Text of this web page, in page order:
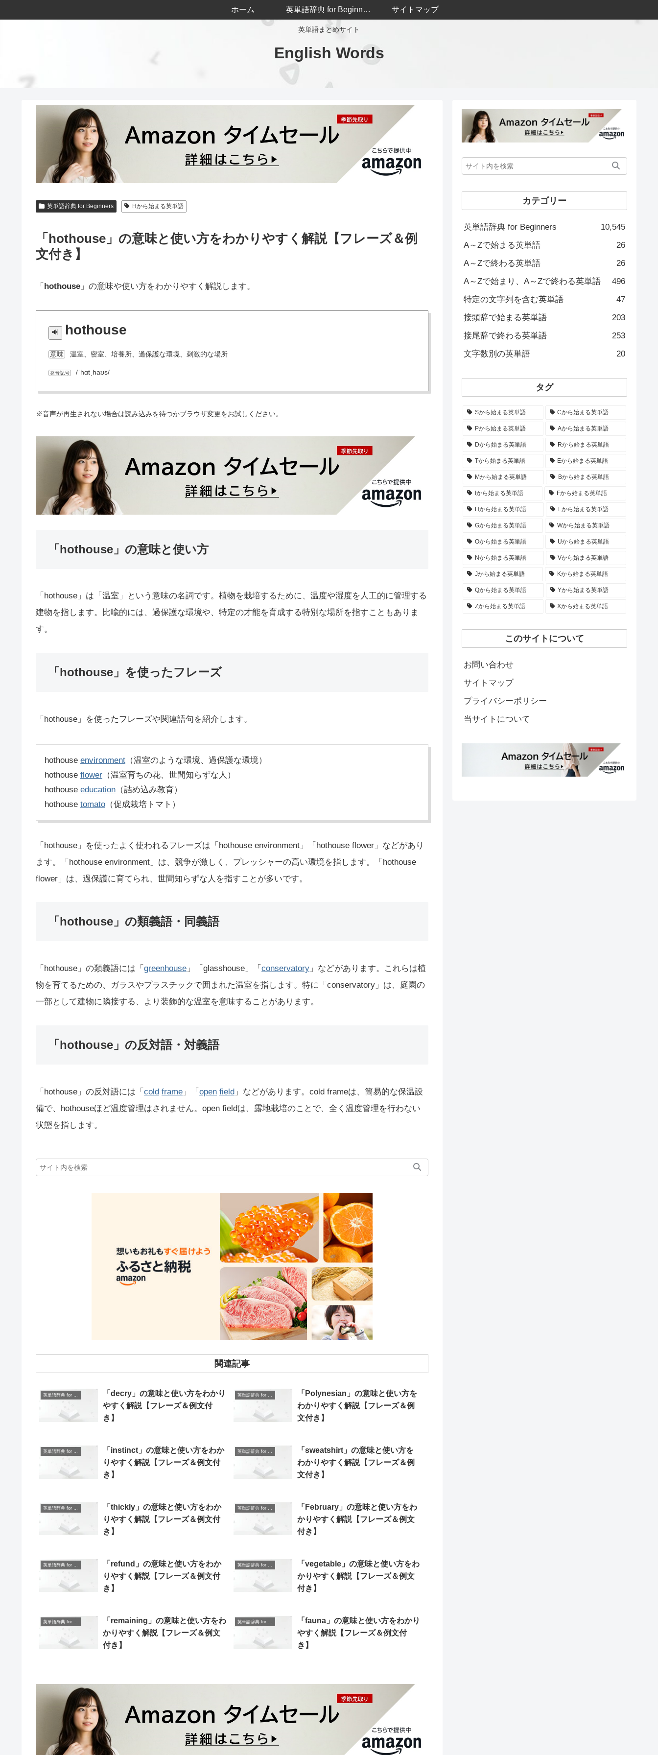
英単語まとめサイト
English Words
ホーム 英単語辞典 for Beginners サイトマップ
英単語辞典 for Beginners Hから始まる英単語
「hothouse」の意味と使い方をわかりやすく解説【フレーズ＆例
文付き】
「 hothouse 」の意味や使い方をわかりやすく解説します。
hothouse
意味 温室、密室、培養所、過保護な環境、刺激的な場所
発音記号 /ˈhɑtˌhaʊs/
※音声が再生されない場合は読み込みを待つかブラウザ変更をお試しください。
「hothouse」の意味と使い方
「hothouse」は「温室」という意味の名詞です。植物を栽培するために、温度や湿度を人工的に管理する
建物を指します。比喩的には、過保護な環境や、特定の才能を育成する特別な場所を指すこともありま
す。
「hothouse」を使ったフレーズ
「hothouse」を使ったフレーズや関連語句を紹介します。
hothouse environment （温室のような環境、過保護な環境）
hothouse flower （温室育ちの花、世間知らずな人）
hothouse education （詰め込み教育）
hothouse tomato （促成栽培トマト）
「hothouse」を使ったよく使われるフレーズは「hothouse environment」「hothouse flower」などがあり
ます。「hothouse environment」は、競争が激しく、プレッシャーの高い環境を指します。「hothouse
flower」は、過保護に育てられ、世間知らずな人を指すことが多いです。
「hothouse」の類義語・同義語
「hothouse」の類義語には「 greenhouse 」「glasshouse」「 conservatory 」などがあります。これらは植
物を育てるための、ガラスやプラスチックで囲まれた温室を指します。特に「conservatory」は、庭園の
一部として建物に隣接する、より装飾的な温室を意味することがあります。
「hothouse」の反対語・対義語
「hothouse」の反対語には「 cold frame 」「 open field 」などがあります。cold frameは、簡易的な保温設
備で、hothouseほど温度管理はされません。open fieldは、露地栽培のことで、全く温度管理を行わない
状態を指します。
関連記事
「decry」の意味と使い方をわかり
やすく解説【フレーズ＆例文付
き】
「Polynesian」の意味と使い方を
わかりやすく解説【フレーズ＆例
文付き】
英単語辞典 for Beginners
「instinct」の意味と使い方をわか
りやすく解説【フレーズ＆例文付
き】
英単語辞典 for Beginners
「sweatshirt」の意味と使い方を
わかりやすく解説【フレーズ＆例
文付き】
英単語辞典 for Beginners
「thickly」の意味と使い方をわか
りやすく解説【フレーズ＆例文付
き】
英単語辞典 for Beginners
「February」の意味と使い方をわ
かりやすく解説【フレーズ＆例文
付き】
「refund」の意味と使い方をわか
りやすく解説【フレーズ＆例文付
き】
「vegetable」の意味と使い方をわ
かりやすく解説【フレーズ＆例文
付き】
「remaining」の意味と使い方をわ
かりやすく解説【フレーズ＆例文
付き】
「fauna」の意味と使い方をわかり
やすく解説【フレーズ＆例文付
き】
カテゴリー
英単語辞典 for Beginners
10,545
A～Zで始まる英単語
26
A～Zで終わる英単語
26
A～Zで始まり、A～Zで終わる英単語
496
特定の文字列を含む英単語
47
接頭辞で始まる英単語
203
接尾辞で終わる英単語
253
文字数別の英単語
20
タグ
Sから始まる英単語 Cから始まる英単語
Pから始まる英単語 Aから始まる英単語
Dから始まる英単語 Rから始まる英単語
Tから始まる英単語 Eから始まる英単語
Mから始まる英単語 Bから始まる英単語
Iから始まる英単語 Fから始まる英単語
Hから始まる英単語 Lから始まる英単語
Gから始まる英単語 Wから始まる英単語
Oから始まる英単語 Uから始まる英単語
Nから始まる英単語 Vから始まる英単語
Jから始まる英単語 Kから始まる英単語
Qから始まる英単語 Yから始まる英単語
Zから始まる英単語 Xから始まる英単語
このサイトについて
お問い合わせ
サイトマップ
プライバシーポリシー
当サイトについて